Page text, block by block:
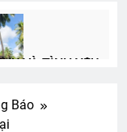
VÀ TÌNH YÊU
Báo